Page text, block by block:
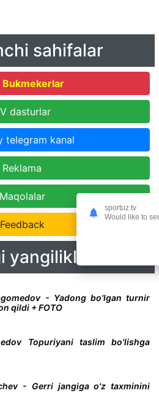
sahifalar
Bukmekerlar
dasturlar
telegram kanal
Reklama
Maqolalar
Feedback
yangiliklar
- Yadong bo'lgan turnir
qildi + FOTO
Topuriyani taslim bo'lishga
- Gerri jangiga o'z taxminini
sportuz.tv
Would like to